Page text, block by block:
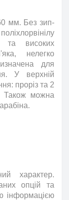
мм. Без зип-
та високих
нелегко
для
У верхній
проріз та 2
Також можна
характер.
опцій та
інформацією